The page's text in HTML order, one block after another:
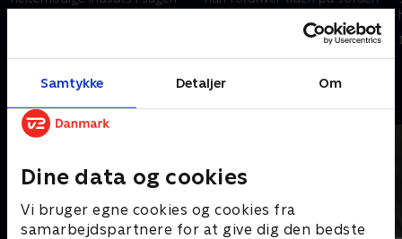
Samtykke Detaljer Om
Dine data og cookies
Vi bruger egne cookies og cookies fra
samarbejdspartnere for at give dig den bedste
første omgang frisag, fordi hun
hun for konsekvenserne af, at
hun dækkede over ham.
Stavros lyssky net.
3. april 2006 • 41 min